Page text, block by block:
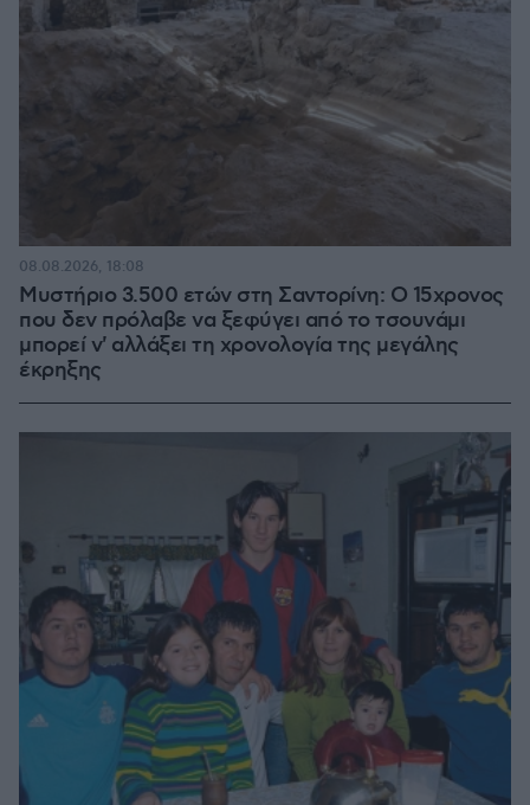
Μυστήριο 3.500 ετών στη Σαντορίνη: Ο 15χρονος
που δεν πρόλαβε να ξεφύγει από το τσουνάμι
μπορεί ν' αλλάξει τη χρονολογία της μεγάλης
έκρηξης
08.08.2026, 18:08